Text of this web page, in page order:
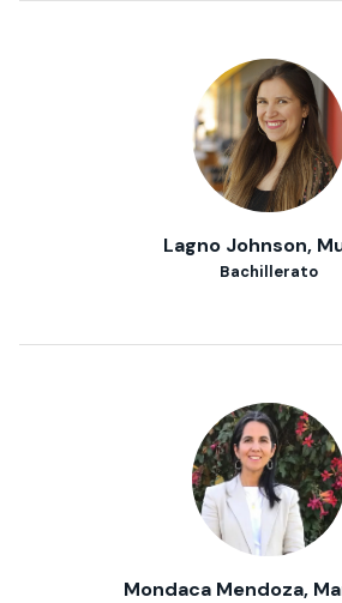
Lagno Johnson,
Bachillerato
Mondaca Mendoza,